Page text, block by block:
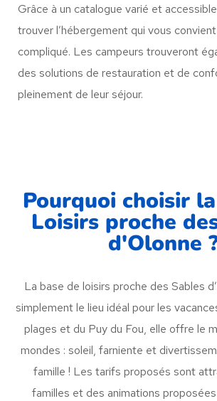
Grâce à un catalogue varié et
trouver l’hébergement qui vous
compliqué. Les campeurs trouveront
des solutions de restauration et de
pleinement de leur séjour.
Pourquoi choisir
Loisirs proche
d'Olonne
La base de loisirs proche des Sables
simplement le lieu idéal pour les
plages et du Puy du Fou, elle offre le
mondes : soleil, farniente et
famille ! Les tarifs proposés sont
familles et des animations